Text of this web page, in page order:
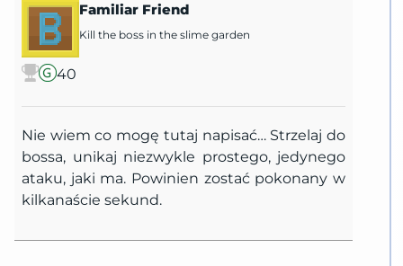
40
Familiar Friend
Kill the boss in the slime garden
Nie wiem co mogę tutaj napisać… Strzelaj do
bossa, unikaj niezwykle prostego, jedynego
ataku, jaki ma. Powinien zostać pokonany w
kilkanaście sekund.